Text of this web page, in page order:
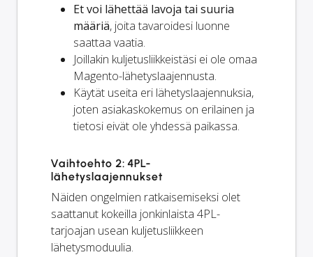
Et voi lähettää lavoja tai suuria
määriä, joita tavaroidesi luonne
saattaa vaatia.
Joillakin kuljetusliikkeistäsi ei ole omaa
Magento-lähetyslaajennusta.
Käytät useita eri lähetyslaajennuksia,
joten asiakaskokemus on erilainen ja
tietosi eivät ole yhdessä paikassa.
Vaihtoehto 2: 4PL-
lähetyslaajennukset
Näiden ongelmien ratkaisemiseksi olet
saattanut kokeilla jonkinlaista 4PL-
tarjoajan usean kuljetusliikkeen
lähetysmoduulia.